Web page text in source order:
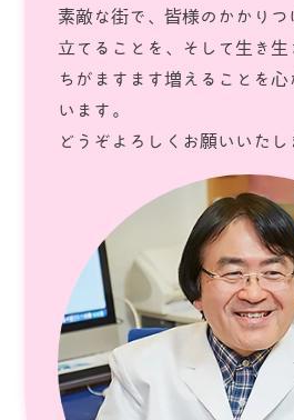
素敵な街で、皆様のかかりつ
立てることを、そして生き生
ちがますます増えることを心
います。
どうぞよろしくお願いいたし